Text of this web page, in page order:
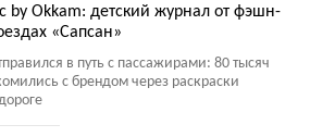
by Okkam: детский журнал от фэшн-
«Сапсан»
в путь с пассажирами: 80 тысяч
с брендом через раскраски